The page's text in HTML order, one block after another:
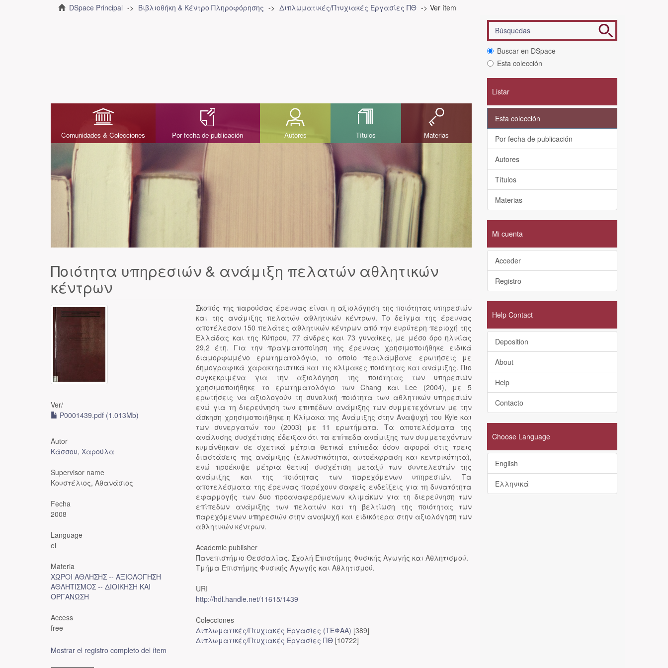
DSpace Principal Βιβλιοθήκη & Κέντρο Πληροφόρησης Διπλωματικές/Πτυχιακές Εργασίες ΠΘ Ver ítem
Comunidades & Colecciones Por fecha de publicación Autores Títulos Materias
Ποιότητα υπηρεσιών & ανάμιξη πελατών αθλητικών
κέντρων
Ver/
P0001439.pdf (1.013Mb)
Autor
Κάσσου, Χαρούλα
Supervisor name
Κουστέλιος, Αθανάσιος
Fecha
2008
Language
el
Materia
ΧΩΡΟΙ ΑΘΛΗΣΗΣ -- ΑΞΙΟΛΟΓΗΣΗ
ΑΘΛΗΤΙΣΜΟΣ -- ΔΙΟΙΚΗΣΗ ΚΑΙ
ΟΡΓΑΝΩΣΗ
Access
free
Mostrar el registro completo del ítem
Σκοπός της παρούσας έρευνας είναι η αξιολόγηση της ποιότητας υπηρεσιών
και της ανάμιξης πελατών αθλητικών κέντρων. Το δείγμα της έρευνας
αποτέλεσαν 150 πελάτες αθλητικών κέντρων από την ευρύτερη περιοχή της
Ελλάδας και της Κύπρου, 77 άνδρες και 73 γυναίκες, με μέσο όρο ηλικίας
29,2 έτη. Για την πραγματοποίηση της έρευνας χρησιμοποιήθηκε ειδικά
διαμορφωμένο ερωτηματολόγιο, το οποίο περιλάμβανε ερωτήσεις με
δημογραφικά χαρακτηριστικά και τις κλίμακες ποιότητας και ανάμιξης. Πιο
συγκεκριμένα για την αξιολόγηση της ποιότητας των υπηρεσιών
χρησιμοποιήθηκε το ερωτηματολόγιο των Chang και Lee (2004), με 5
ερωτήσεις να αξιολογούν τη συνολική ποιότητα των αθλητικών υπηρεσιών
ενώ για τη διερεύνηση των επιπέδων ανάμιξης των συμμετεχόντων με την
άσκηση χρησιμοποιήθηκε η Κλίμακα της Ανάμιξης στην Αναψυχή του Kyle και
των συνεργατών του (2003) με 11 ερωτήματα. Τα αποτελέσματα της
ανάλυσης συσχέτισης έδειξαν ότι τα επίπεδα ανάμιξης των συμμετεχόντων
κυμάνθηκαν σε σχετικά μέτρια θετικά επίπεδα όσον αφορά στις τρεις
διαστάσεις της ανάμιξης (ελκυστικότητα, αυτοέκφραση και κεντρικότητα),
ενώ προέκυψε μέτρια θετική συσχέτιση μεταξύ των συντελεστών της
ανάμιξης και της ποιότητας των παρεχόμενων υπηρεσιών. Τα
αποτελέσματα της έρευνας παρέχουν σαφείς ενδείξεις για τη δυνατότητα
εφαρμογής των δυο προαναφερόμενων κλιμάκων για τη διερεύνηση των
επίπεδων ανάμιξης των πελατών και τη βελτίωση της ποιότητας των
παρεχόμενων υπηρεσιών στην αναψυχή και ειδικότερα στην αξιολόγηση των
αθλητικών κέντρων.
Academic publisher
Πανεπιστήμιο Θεσσαλίας. Σχολή Επιστήμης Φυσικής Αγωγής και Αθλητισμού.
Τμήμα Επιστήμης Φυσικής Αγωγής και Αθλητισμού.
URI
http://hdl.handle.net/11615/1439
Colecciones
Διπλωματικές/Πτυχιακές Εργασίες (ΤΕΦΑΑ) [389]
Διπλωματικές/Πτυχιακές Εργασίες ΠΘ [10722]
Buscar en DSpace
Esta colección
Listar
Esta colección
Por fecha de publicación
Autores
Títulos
Materias
Mi cuenta
Acceder
Registro
Help Contact
Deposition
About
Help
Contacto
Choose Language
English
Ελληνικά